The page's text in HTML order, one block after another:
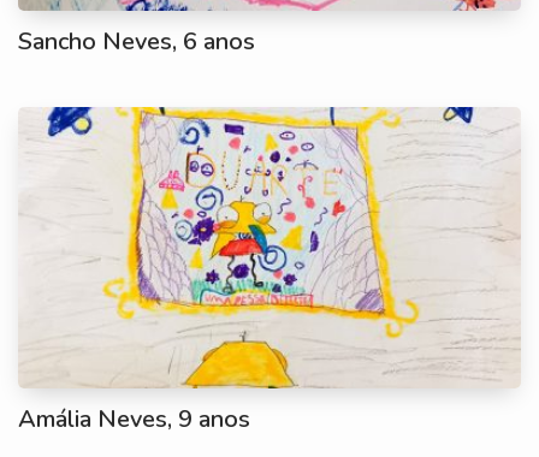
Sancho Neves, 6 anos
Amália Neves, 9 anos